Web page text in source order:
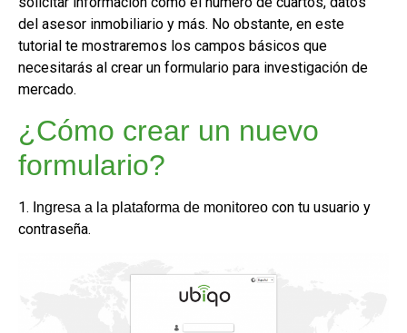
del asesor inmobiliario y más. No obstante, en este
tutorial te mostraremos los campos básicos que
necesitarás al crear un formulario para investigación de
mercado.
¿Cómo crear un nuevo
formulario?
1. Ingresa a la plataforma de monitoreo con tu usuario y
contraseña.